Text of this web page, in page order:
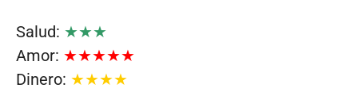
Salud: ★★★
Amor: ★★★★★
Dinero: ★★★★